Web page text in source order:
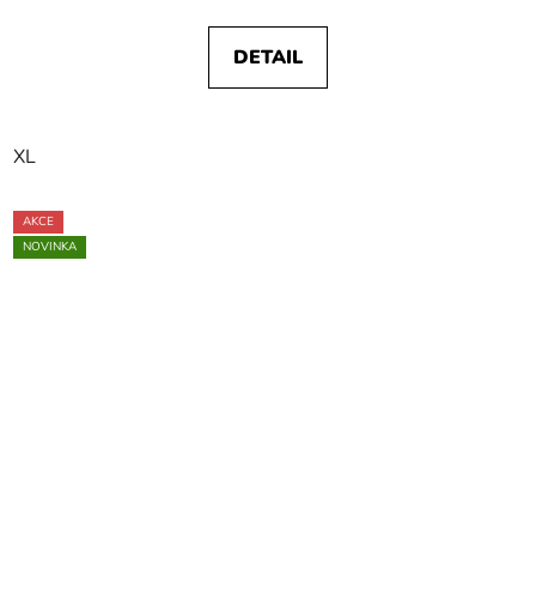
DETAIL
XL
AKCE
NOVINKA